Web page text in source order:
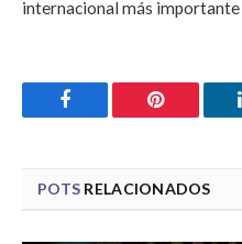
internacional más importante
Facebook Pinterest
POTS RELACIONADOS